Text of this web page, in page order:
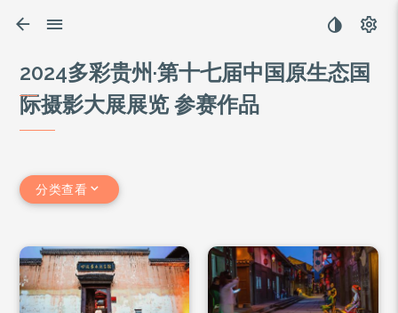
2024多彩贵州·第十七届中国原生态国
际摄影大展展览 参赛作品
分类查看